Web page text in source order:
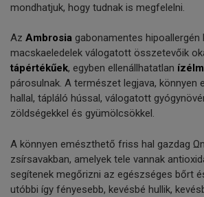
mondhatjuk, hogy tudnak is megfelelni.
Az Ambrosia gabonamentes hipoallergén
macskaeledelek válogatott összetevőik
tápértékűek, egyben ellenállhatatlan
párosulnak. A természet legjava, könnyen
hallal, tápláló hússal, válogatott
zöldségekkel és gyümölcsökkel.
A könnyen emészthető friss hal gazdag
zsírsavakban, amelyek tele vannak
segítenek megőrizni az egészséges bőrt
utóbbi így fényesebb, kevésbé hullik,